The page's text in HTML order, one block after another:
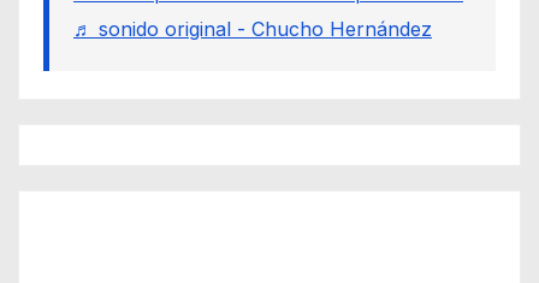
♬ sonido original - Chucho Hernández